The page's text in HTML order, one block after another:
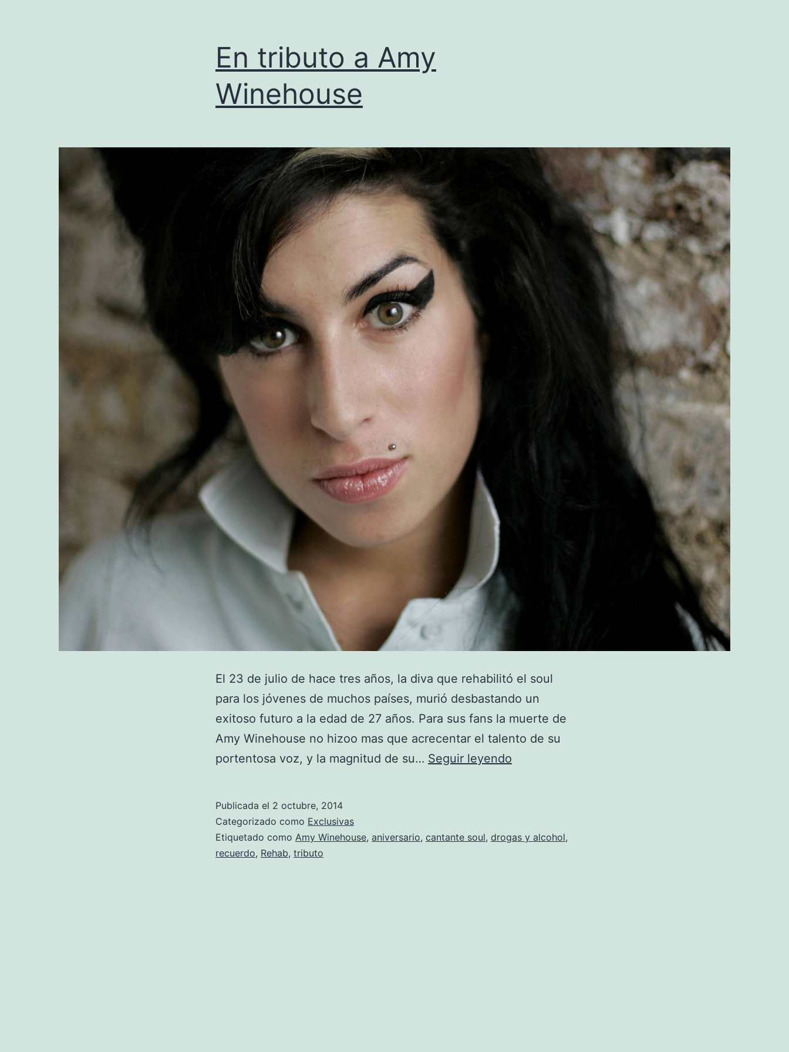
En tributo a Amy
Winehouse
El 23 de julio de hace tres años, la diva que rehabilitó el soul
para los jóvenes de muchos países, murió desbastando un
exitoso futuro a la edad de 27 años. Para sus fans la muerte de
Amy Winehouse no hizoo mas que acrecentar el talento de su
portentosa voz, y la magnitud de su… Seguir leyendo
Winehouse
Publicada el 2 octubre, 2014
Categorizado como Exclusivas
Etiquetado como Amy Winehouse, aniversario, cantante soul, drogas y alcohol,
recuerdo, Rehab, tributo